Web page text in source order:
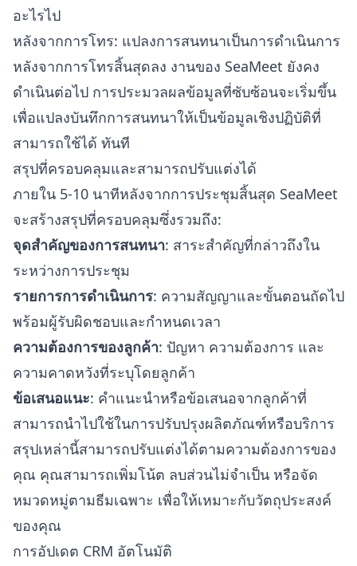
อะไรไป
หลังจากการโทร: แปลงการสนทนาเป็นการดำเนินการ
หลังจากการโทรสิ้นสุดลง งานของ SeaMeet ยังคง
ดำเนินต่อไป การประมวลผลข้อมูลที่ซับซ้อนจะเริ่มขึ้น
เพื่อแปลงบันทึกการสนทนาให้เป็นข้อมูลเชิงปฏิบัติที่
สามารถใช้ได้ ทันที
สรุปที่ครอบคลุมและสามารถปรับแต่งได้
ภายใน 5-10 นาทีหลังจากการประชุมสิ้นสุด SeaMeet
จะสร้างสรุปที่ครอบคลุมซึ่งรวมถึง:
จุดสำคัญของการสนทนา: สาระสำคัญที่กล่าวถึงใน
ระหว่างการประชุม
รายการการดำเนินการ: ความสัญญาและขั้นตอนถัดไป
พร้อมผู้รับผิดชอบและกำหนดเวลา
ความต้องการของลูกค้า: ปัญหา ความต้องการ และ
ความคาดหวังที่ระบุโดยลูกค้า
ข้อเสนอแนะ: คำแนะนำหรือข้อเสนอจากลูกค้าที่
สามารถนำไปใช้ในการปรับปรุงผลิตภัณฑ์หรือบริการ
สรุปเหล่านี้สามารถปรับแต่งได้ตามความต้องการของ
คุณ คุณสามารถเพิ่มโน้ต ลบส่วนไม่จำเป็น หรือจัด
หมวดหมู่ตามธีมเฉพาะ เพื่อให้เหมาะกับวัตถุประสงค์
ของคุณ
การอัปเดต CRM อัตโนมัติ